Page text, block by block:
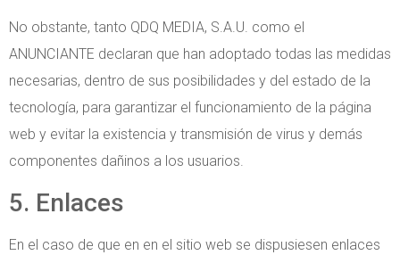
No obstante, tanto QDQ MEDIA, S.A.U. como el
ANUNCIANTE declaran que han adoptado todas las medidas
necesarias, dentro de sus posibilidades y del estado de la
tecnología, para garantizar el funcionamiento de la página
web y evitar la existencia y transmisión de virus y demás
componentes dañinos a los usuarios.
5. Enlaces
En el caso de que en en el sitio web se dispusiesen enlaces